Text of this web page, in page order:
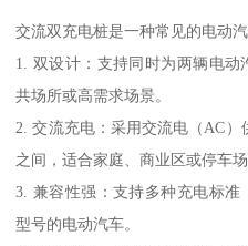
交流双充电桩是一种常见的电动
1. 双设计：支持同时为两辆电
共场所或高需求场景。
2. 交流充电：采用交流电（AC）
之间，适合家庭、商业区或停车场
3. 兼容性强：支持多种充电标
型号的电动汽车。